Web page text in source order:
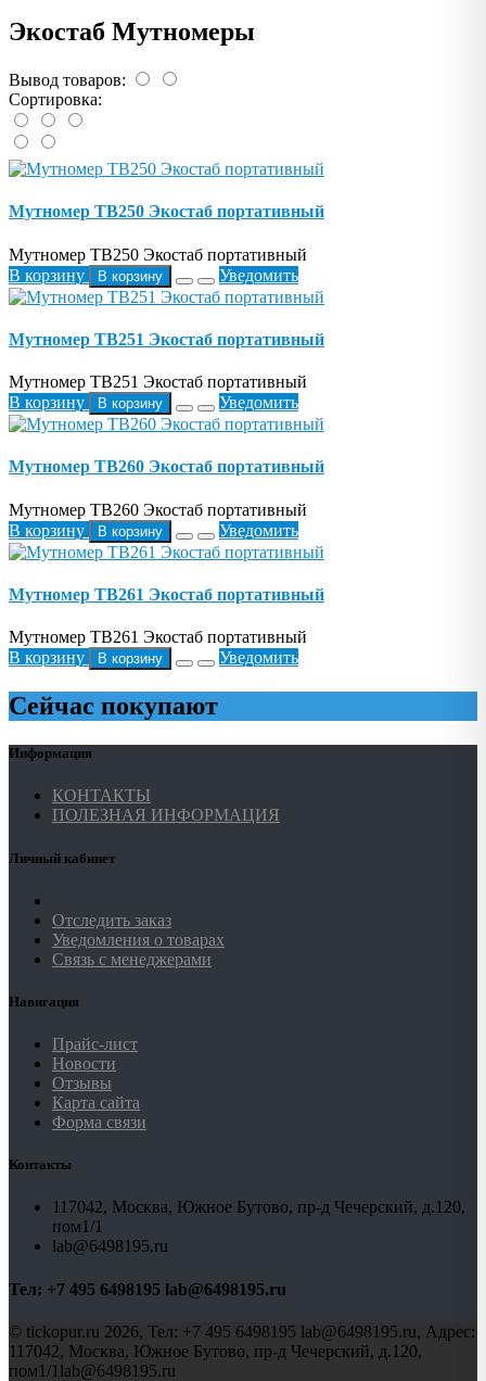
Экостаб Мутномеры
Вывод товаров:
Сортировка:
Мутномер TB250 Экостаб портативный
Мутномер TB250 Экостаб портативный
В корзину
В корзину Уведомить
Мутномер TB251 Экостаб портативный
Мутномер TB251 Экостаб портативный
В корзину
В корзину Уведомить
Мутномер TB260 Экостаб портативный
Мутномер TB260 Экостаб портативный
В корзину
В корзину Уведомить
Мутномер TB261 Экостаб портативный
Мутномер TB261 Экостаб портативный
В корзину
В корзину Уведомить
Сейчас покупают
Информация
КОНТАКТЫ
ПОЛЕЗНАЯ ИНФОРМАЦИЯ
Личный кабинет
Отследить заказ
Уведомления о товарах
Связь с менеджерами
Навигация
Прайс-лист
Новости
Отзывы
Карта сайта
Форма связи
Контакты
117042, Москва, Южное Бутово, пр-д Чечерский, д.120,
пом1/1
lab@6498195.ru
Тел: +7 495 6498195 lab@6498195.ru
© tickopur.ru 2026, Тел: +7 495 6498195 lab@6498195.ru, Адрес:
117042, Москва, Южное Бутово, пр-д Чечерский, д.120,
пом1/1 lab@6498195.ru